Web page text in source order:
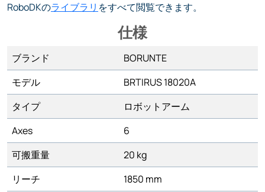
RoboDKのライブラリ をすべて閲覧できます。
仕様
ブランド
BORUNTE
モデル
BRTIRUS 18020A
タイプ
ロボットアーム
Axes
6
可搬重量
20 kg
リーチ
1850 mm